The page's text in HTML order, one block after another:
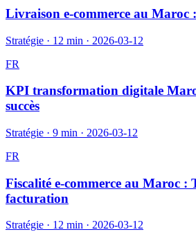
Livraison e-commerce au Maroc
Stratégie · 12 min · 2026-03-12
FR
KPI transformation digitale
succès
Stratégie · 9 min · 2026-03-12
FR
Fiscalité e-commerce au Maroc :
facturation
Stratégie · 12 min · 2026-03-12